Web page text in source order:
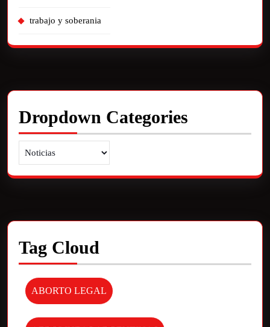
trabajo y soberania
Dropdown Categories
Tag Cloud
ABORTO LEGAL